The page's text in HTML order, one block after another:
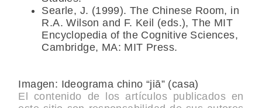
Searle, J. (1999). The Chinese Room, in
R.A. Wilson and F. Keil (eds.), The MIT
Encyclopedia of the Cognitive Sciences,
Cambridge, MA: MIT Press.
Imagen: Ideograma chino “jiā” (casa)
El contenido de los artículos publicados en